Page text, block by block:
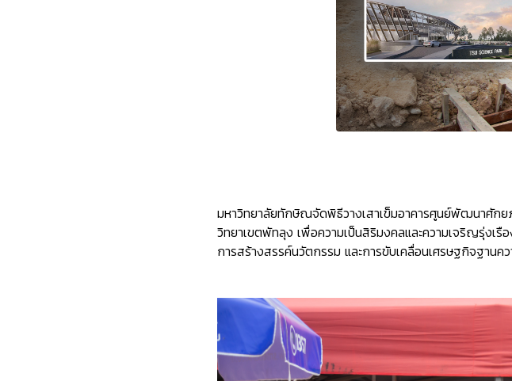
มหาวิทยาลัยทักษิณจัดพิธีวางเสาเข็มอาคารศูนย์พัฒนาศัก
วิทยาเขตพัทลุง เพื่อความเป็นสิริมงคลและความเจริญรุ่งเ
การสร้างสรรค์นวัตกรรม และการขับเคลื่อนเศรษฐกิจฐานค